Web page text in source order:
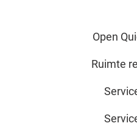
Open
Ruimte